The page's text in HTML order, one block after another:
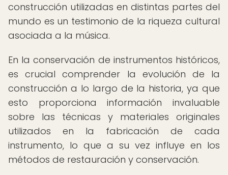
construcción utilizadas en distintas partes del
mundo es un testimonio de la riqueza cultural
asociada a la música.
En la conservación de instrumentos históricos,
es crucial comprender la evolución de la
construcción a lo largo de la historia, ya que
esto proporciona información invaluable
sobre las técnicas y materiales originales
utilizados en la fabricación de cada
instrumento, lo que a su vez influye en los
métodos de restauración y conservación.